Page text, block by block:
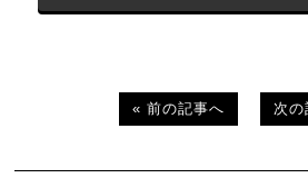
« 前の記事へ 次の